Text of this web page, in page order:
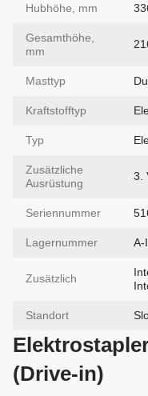
Hubhöhe, mm
Gesamthöhe,
mm
Masttyp
Kraftstofftyp
Typ
Zusätzliche
Ausrüstung
3.
Seriennummer
Lagernummer A-
Zusätzlich
Standort
(Drive-in)